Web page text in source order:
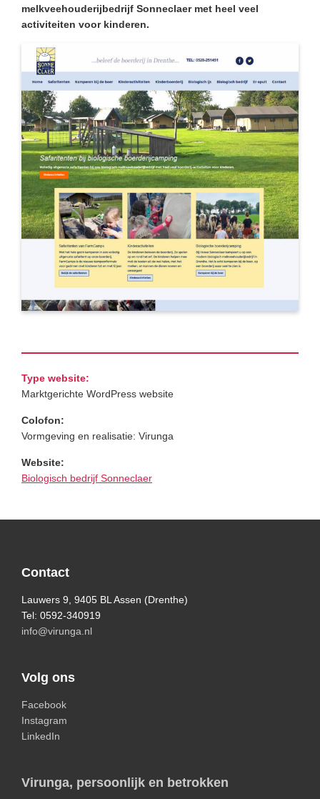
melkveehouderijbedrijf Sonneclaer met heel veel
activiteiten voor kinderen.
Type website:
Marktgerichte WordPress website
Colofon:
Vormgeving en realisatie: Virunga
Website:
Biologisch bedrijf Sonneclaer
FooterContact
Lauwers 9, 9405 BL Assen (Drenthe)
Tel: 0592-340919
info@virunga.nl
Volg ons
Facebook
Instagram
LinkedIn
Virunga, persoonlijk en betrokken